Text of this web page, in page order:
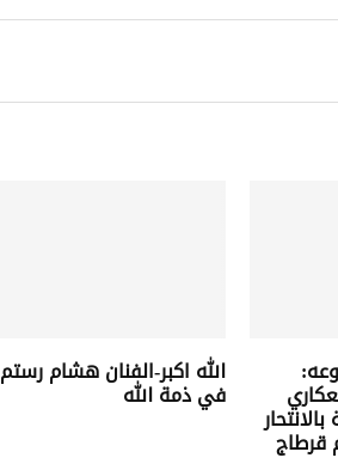
قرطاج
الله اكبر-الفنان هشام رستم
في ذمة الله